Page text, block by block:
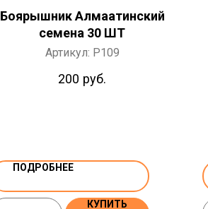
Боярышник Алмаатинский
семена 30 ШТ
Артикул: P109
200 руб.
ПОДРОБНЕЕ
КУПИТЬ